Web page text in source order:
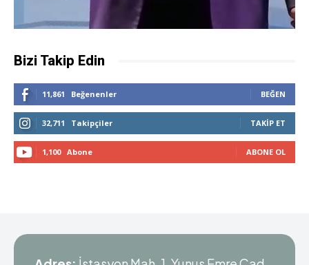
Bizi Takip Edin
11,861 Beğenenler BEĞEN
32,711 Takipçiler TAKIP ET
1,100 Abone ABONE OL